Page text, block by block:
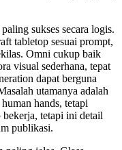
sukses secara logis.
tabletop sesuai prompt,
Omni cukup baik
visual sederhana, tepat
dapat berguna
utamanya adalah
hands, tetapi
tetapi ini detail
publikasi.